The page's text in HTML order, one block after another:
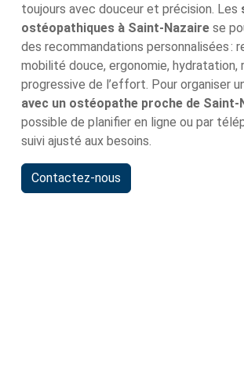
toujours avec douceur et précision. Les
ostéopathiques à Saint-Nazaire se
des recommandations personnalisées :
mobilité douce, ergonomie, hydratation,
progressive de l’effort. Pour organiser
avec un ostéopathe proche de Saint-
possible de planifier en ligne ou par
suivi ajusté aux besoins.
Contactez-nous